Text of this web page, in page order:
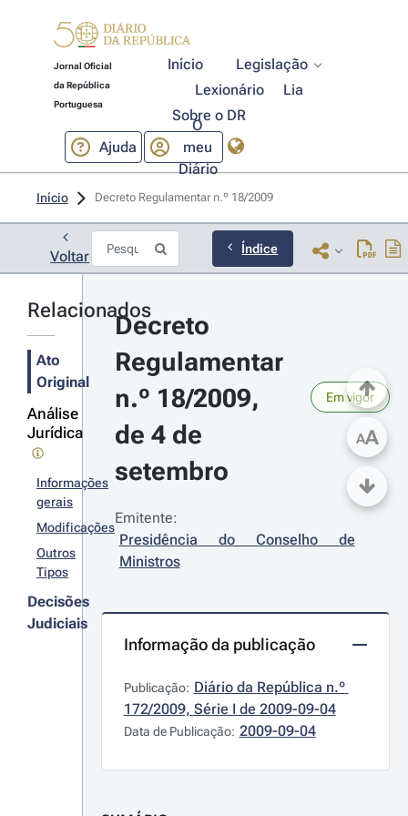
Jornal Oficial
da República
Portuguesa
Início
Legislação
Lexionário
Lia
Sobre o DR
Ajuda
O
meu
Diário
Início Decreto Regulamentar n.º 18/2009
Voltar Índice
Relacionados
Ato
Original
Análise
Jurídica
Informações
gerais
Modificações
Outros
Tipos
Decisões
Judiciais
Decreto
Regulamentar
n.º 18/2009,
de 4 de
setembro
Em vigor
Emitente:
Presidência do Conselho de
Ministros
Informação da publicação
Publicação: Diário da República n.º
172/2009, Série I de 2009-09-04
Data de Publicação: 2009-09-04
AA